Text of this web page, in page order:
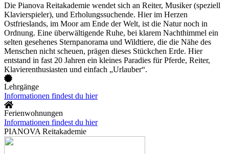
Die Pianova Reitakademie wendet sich an Reiter, Musiker (speziell
Klavierspieler), und Erholungssuchende. Hier im Herzen
Ostfrieslands, im Moor am Ende der Welt, ist die Natur noch in
Ordnung. Eine überwältigende Ruhe, bei klarem Nachthimmel ein
selten gesehenes Sternpanorama und Wildtiere, die die Nähe des
Menschen nicht scheuen, prägen dieses Stückchen Erde. Hier
entstand in fast 20 Jahren ein kleines Paradies für Pferde, Reiter,
Klavierenthusiasten und einfach „Urlauber“.
Lehrgänge
Informationen findest du hier
Ferienwohnungen
Informationen findest du hier
PIANOVA Reitakademie